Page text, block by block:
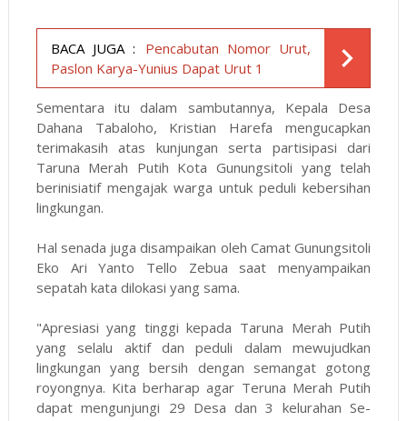
BACA JUGA :
Pencabutan Nomor Urut,
Paslon Karya-Yunius Dapat Urut 1
Sementara itu dalam sambutannya, Kepala Desa
Dahana Tabaloho, Kristian Harefa mengucapkan
terimakasih atas kunjungan serta partisipasi dari
Taruna Merah Putih Kota Gunungsitoli yang telah
berinisiatif mengajak warga untuk peduli kebersihan
lingkungan.
Hal senada juga disampaikan oleh Camat Gunungsitoli
Eko Ari Yanto Tello Zebua saat menyampaikan
sepatah kata dilokasi yang sama.
"Apresiasi yang tinggi kepada Taruna Merah Putih
yang selalu aktif dan peduli dalam mewujudkan
lingkungan yang bersih dengan semangat gotong
royongnya. Kita berharap agar Teruna Merah Putih
dapat mengunjungi 29 Desa dan 3 kelurahan Se-